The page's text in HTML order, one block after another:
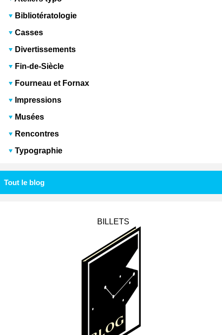
Bibliotératologie
Casses
Divertissements
Fin-de-Siècle
Fourneau et Fornax
Impressions
Musées
Rencontres
Typographie
Tout le blog
BILLETS